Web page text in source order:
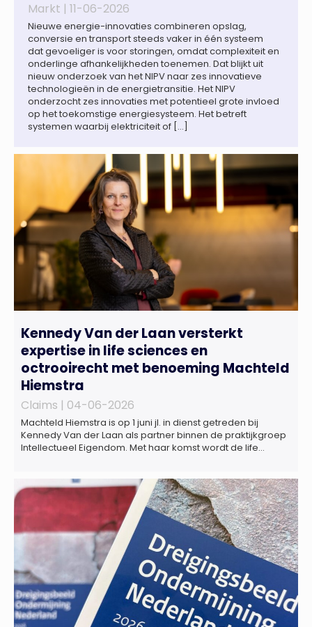
Markt | 11-06-2026
Nieuwe energie-innovaties combineren opslag,
conversie en transport steeds vaker in één systeem
dat gevoeliger is voor storingen, omdat complexiteit en
onderlinge afhankelijkheden toenemen. Dat blijkt uit
nieuw onderzoek van het NIPV naar zes innovatieve
technologieën in de energietransitie. Het NIPV
onderzocht zes innovaties met potentieel grote invloed
op het toekomstige energiesysteem. Het betreft
systemen waarbij elektriciteit of […]
Kennedy Van der Laan versterkt
expertise in life sciences en
octrooirecht met benoeming Machteld
Hiemstra
Claims | 04-06-2026
Machteld Hiemstra is op 1 juni jl. in dienst getreden bij
Kennedy Van der Laan als partner binnen de praktijkgroep
Intellectueel Eigendom. Met haar komst wordt de life
gespecialiseerd in nationale en internationale wet- en
regelgeving relevant voor de life sciences sector en de […]